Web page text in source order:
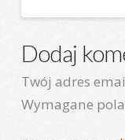
Dodaj
Twój adres
Wymagane